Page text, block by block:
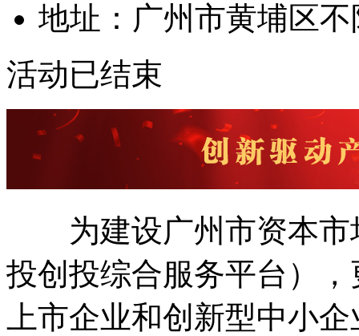
地址：广州市黄埔区不
活动已结束
为建设广州市资本市
投创投综合服务平台）
上市企业和创新型中小